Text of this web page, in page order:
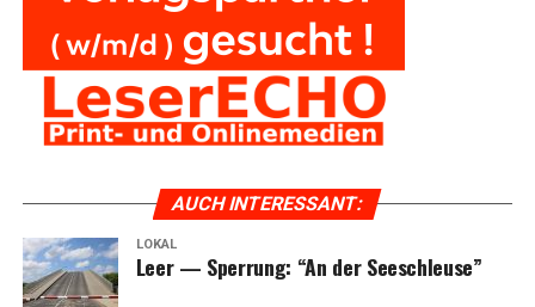
AUCH INTER­ES­SANT:
LOKAL
Leer — Sper­rung: “An der Seeschleuse”